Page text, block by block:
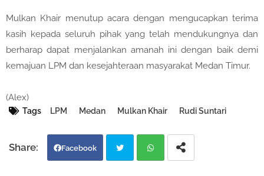
Mulkan Khair menutup acara dengan mengucapkan terima
kasih kepada seluruh pihak yang telah mendukungnya dan
berharap dapat menjalankan amanah ini dengan baik demi
kemajuan LPM dan kesejahteraan masyarakat Medan Timur.
(Alex)
Tags LPM Medan Mulkan Khair Rudi Suntari
Facebook